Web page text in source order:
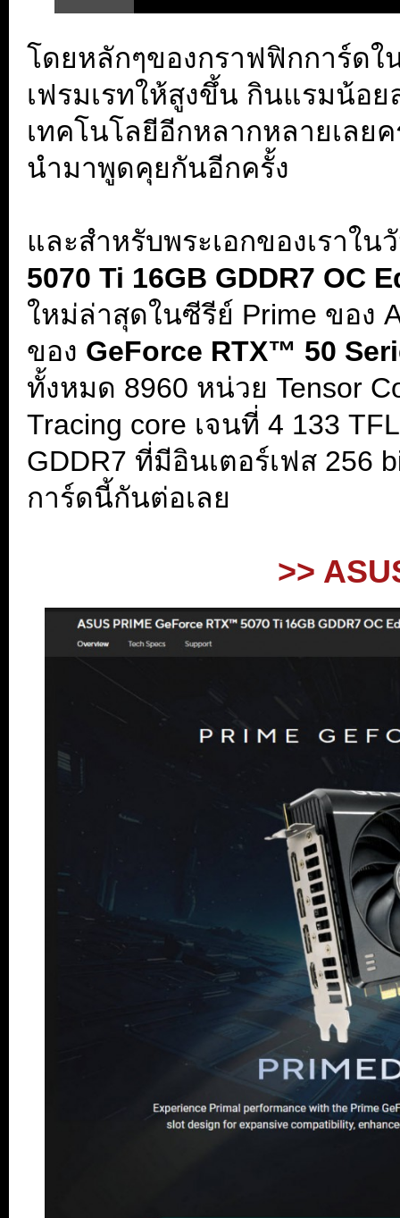
โดยหลักๆของกราฟฟิกการ์ดใ
เฟรมเรทให้สูงขึ้น กินแรมน้อ
เทคโนโลยีอีกหลากหลายเลย
นำมาพูดคุยกันอีกครั้ง
และสำหรับพระเอกของเราใ
5070 Ti 16GB GDDR7 OC
ใหม่ล่าสุดในซีรีย์ Prime ของ
ของ GeForce RTX™ 50
ทั้งหมด 8960 หน่วย Tensor
Tracing core เจนที่ 4 133
GDDR7 ที่มีอินเตอร์เฟส 256
การ์ดนี้กันต่อเลย
>>